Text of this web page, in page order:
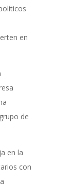
en
de
en la
con